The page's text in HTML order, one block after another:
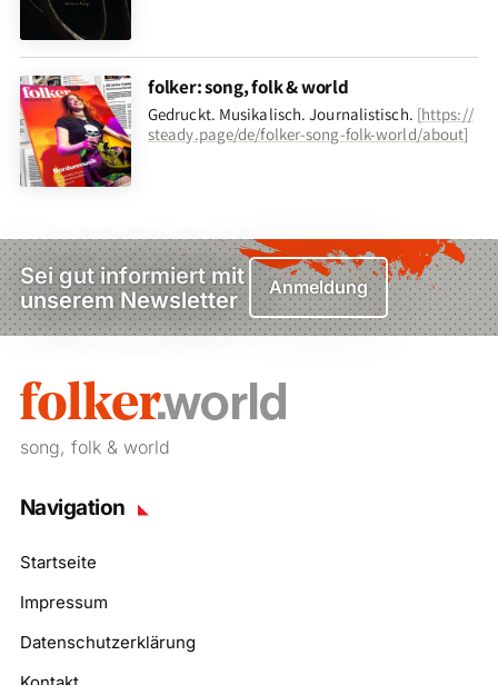
folker: song, folk & world
Gedruckt. Musikalisch. Journalistisch. [https://
steady.page/de/folker-song-folk-world/about]
Sei gut informiert mit
unserem Newsletter
Anmeldung
song, folk & world
Navigation
Startseite
Impressum
Datenschutzerklärung